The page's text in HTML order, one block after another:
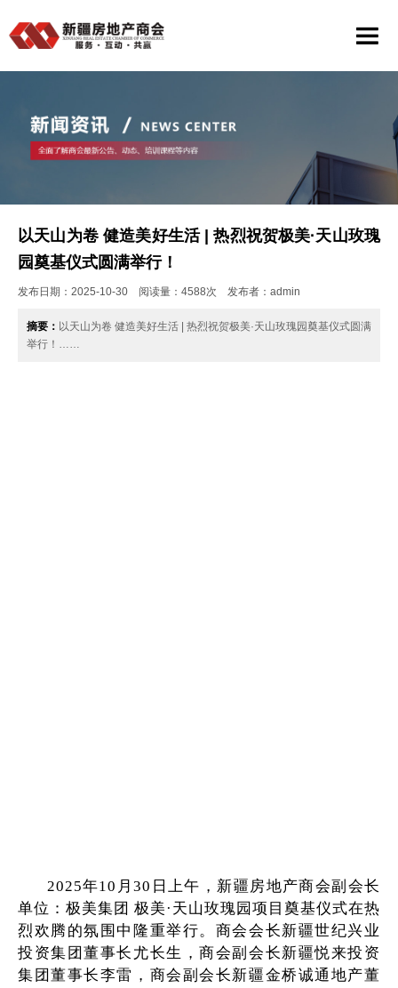
以天山为卷 健造美好生活 | 热烈祝贺极美·天山玫瑰
园奠基仪式圆满举行！
发布日期：2025-10-30 阅读量：4588次 发布者：admin
摘要： 以天山为卷 健造美好生活 | 热烈祝贺极美·天山玫瑰园奠基仪式圆满
举行！……
2025年10 月30日上午，新疆房地产商会副会长
单位： 极美集团 极美 ·天山玫瑰园项目奠基仪式在热
烈欢腾的氛围中隆重举行。商会会长新疆世纪兴业
投资集团董事长尤长生，商会副会长新疆悦来投资
集团董事长李雷，商会副会长新疆金桥诚通地产董